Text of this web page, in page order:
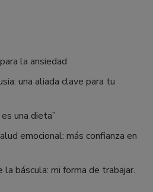
la ansiedad
una aliada clave para tu
una dieta”
emocional: más confianza en
báscula: mi forma de trabajar.